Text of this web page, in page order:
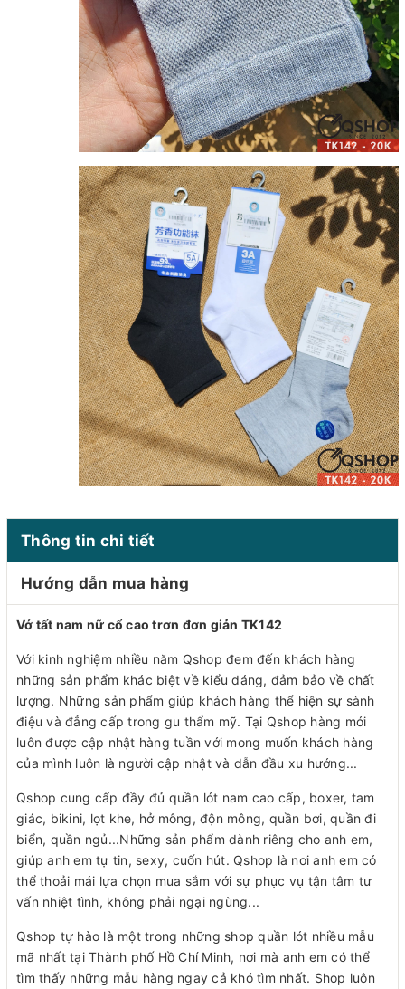
Thông tin chi tiết
Hướng dẫn mua hàng
Vớ tất nam nữ cổ cao trơn đơn giản TK142
Với kinh nghiệm nhiều năm Qshop đem đến khách hàng
những sản phẩm khác biệt về kiểu dáng, đảm bảo về chất
lượng. Những sản phẩm giúp khách hàng thể hiện sự sành
điệu và đẳng cấp trong gu thẩm mỹ. Tại Qshop hàng mới
luôn được cập nhật hàng tuần với mong muốn khách hàng
của mình luôn là người cập nhật và dẫn đầu xu hướng...
Qshop cung cấp đầy đủ quần lót nam cao cấp, boxer, tam
giác, bikini, lọt khe, hở mông, độn mông, quần bơi, quần đi
biển, quần ngủ...Những sản phẩm dành riêng cho anh em,
giúp anh em tự tin, sexy, cuốn hút. Qshop là nơi anh em có
thể thoải mái lựa chọn mua sắm với sự phục vụ tận tâm tư
vấn nhiệt tình, không phải ngại ngùng...
Qshop tự hào là một trong những shop quần lót nhiều mẫu
mã nhất tại Thành phố Hồ Chí Minh, nơi mà anh em có thể
tìm thấy những mẫu hàng ngay cả khó tìm nhất. Shop luôn